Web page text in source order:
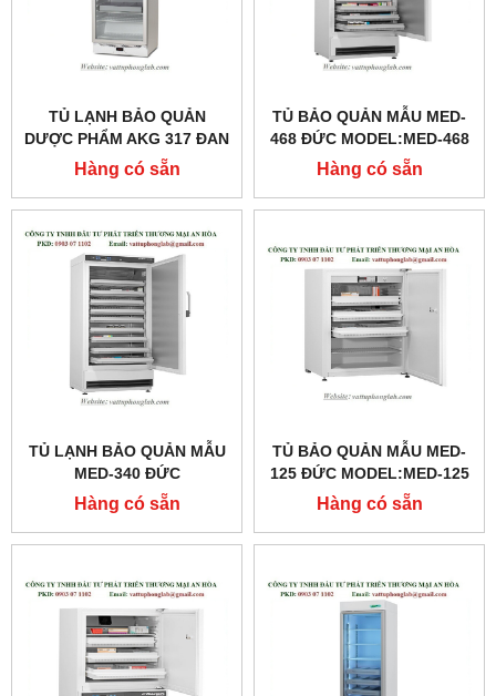
TỦ LẠNH BẢO QUẢN
DƯỢC PHẨM AKG 317 ĐAN
MẠCH MODEL:AKG 317
Hàng có sẵn
TỦ BẢO QUẢN MẪU MED-
468 ĐỨC MODEL:MED-468
Hàng có sẵn
TỦ LẠNH BẢO QUẢN MẪU
MED-340 ĐỨC
MODEL:MED-340
Hàng có sẵn
TỦ BẢO QUẢN MẪU MED-
125 ĐỨC MODEL:MED-125
Hàng có sẵn